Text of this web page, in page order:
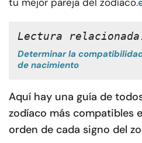
tu mejor pareja del zodíaco.
Lectura
Determinar la
de nacimiento
Aquí hay una guía de
zodíaco más compatibles
orden de cada signo del